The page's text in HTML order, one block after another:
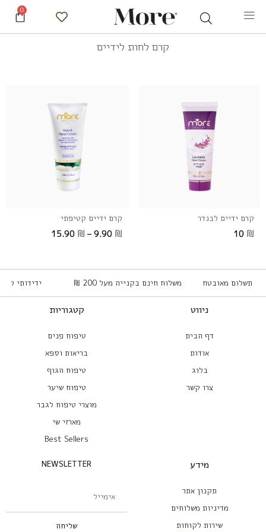
0
קרם לחות לידיים
קרם ידיים לבנדר
10 ₪
קרם ידיים קטיפתי
9.90 ₪
–
15.90 ₪
תשלום מאובטח משלוח חינם בקנייה מעל 200 ₪ ידידותי
ניווט
דף הבית
אודות
בלוג
צרו קשר
קטגוריות
טיפוח פנים
בריאות וספא
טיפוח הגוף
טיפוח שיער
מוצרי טיפוח לגבר
מארזי שי
Best Sellers
מידע
תקנון אתר
מדיניות משלוחים
שירות לקוחות
NEWSLETTER
שליחה